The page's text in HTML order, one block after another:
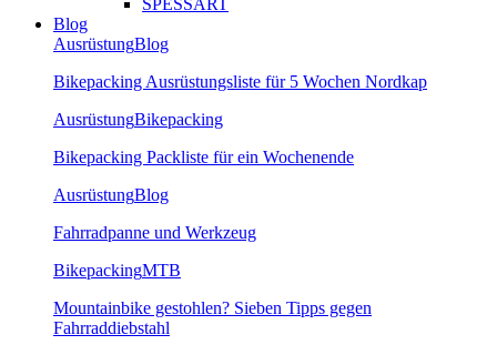
SPESSART
Blog
AusrüstungBlog
Bikepacking Ausrüstungsliste für 5 Wochen Nordkap
AusrüstungBikepacking
Bikepacking Packliste für ein Wochenende
AusrüstungBlog
Fahrradpanne und Werkzeug
BikepackingMTB
Mountainbike gestohlen? Sieben Tipps gegen
Fahrraddiebstahl